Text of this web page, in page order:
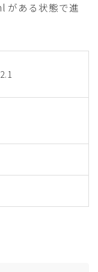
がある状態で進